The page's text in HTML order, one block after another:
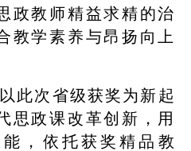
政教师精益求精的治
教学素养与昂扬向上
此次省级获奖为新起
思政课改革创新，用
，依托获奖精品教